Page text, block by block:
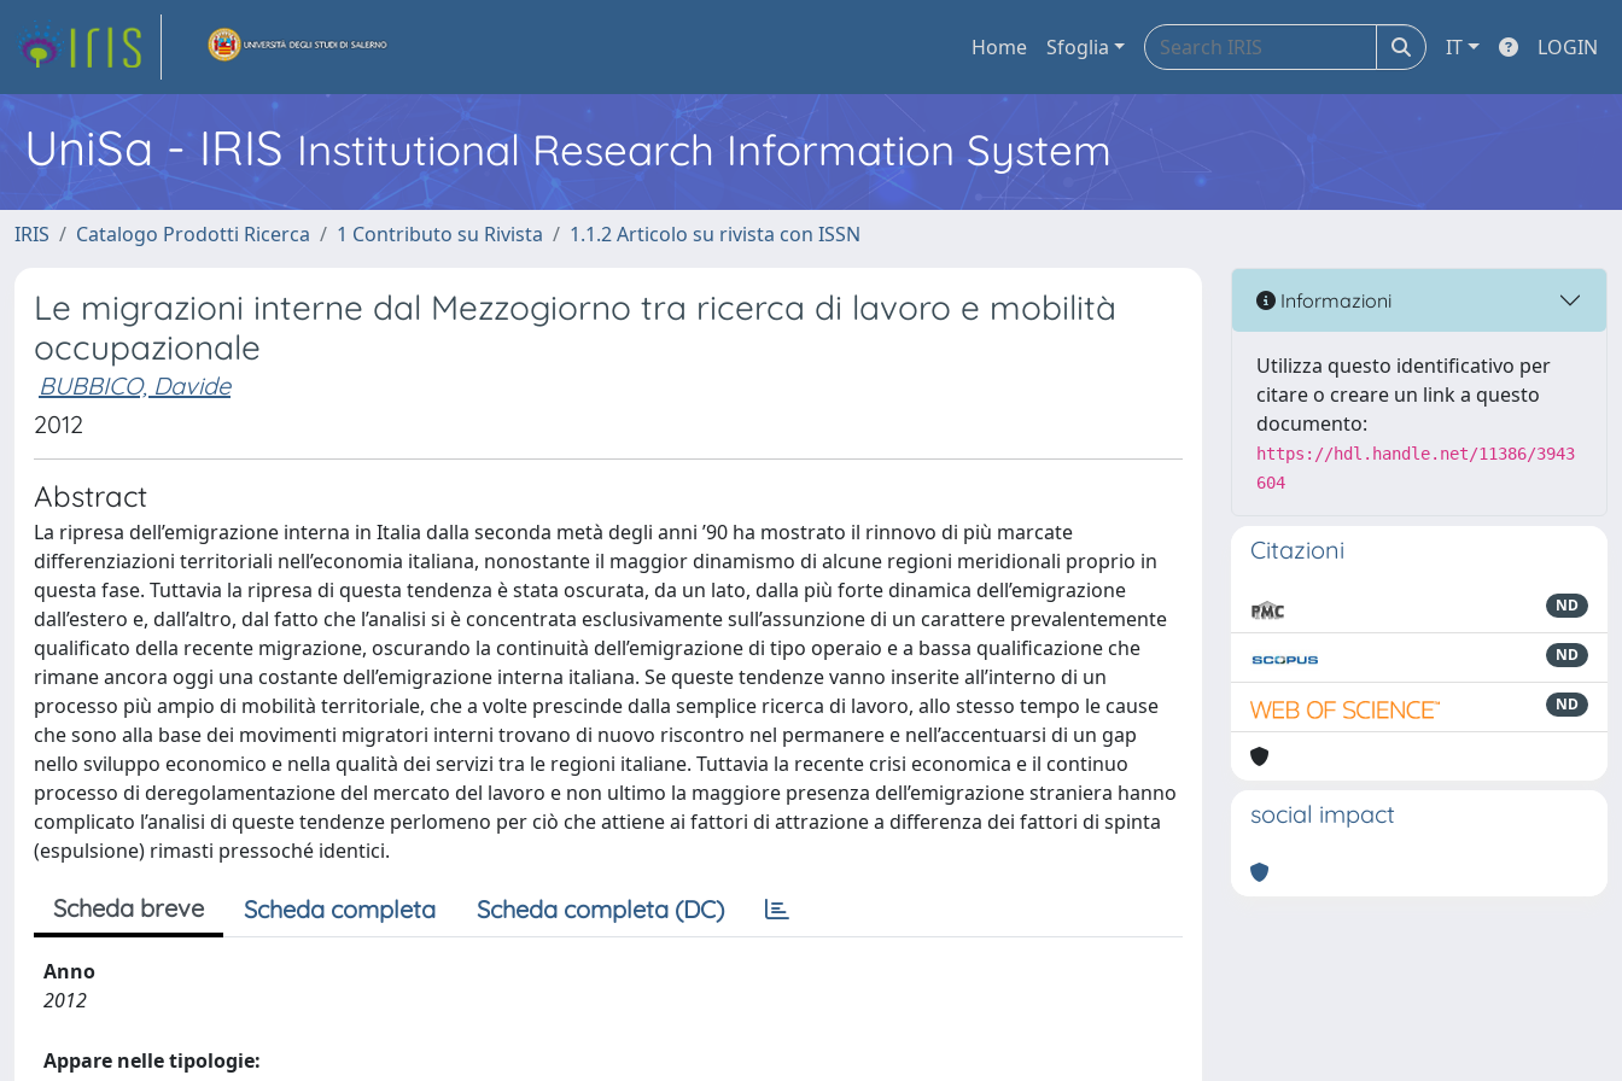
Home Sfoglia IT LOGIN
UniSa - IRIS Institutional Research Information System
IRIS Catalogo Prodotti Ricerca 1 Contributo su Rivista 1.1.2 Articolo su rivista con ISSN
Le migrazioni interne dal Mezzogiorno tra ricerca di lavoro e mobilità
occupazionale
BUBBICO, Davide
2012
Abstract
La ripresa dell’emigrazione interna in Italia dalla seconda metà degli anni ’90 ha mostrato il rinnovo di più marcate
differenziazioni territoriali nell’economia italiana, nonostante il maggior dinamismo di alcune regioni meridionali proprio in
questa fase. Tuttavia la ripresa di questa tendenza è stata oscurata, da un lato, dalla più forte dinamica dell’emigrazione
dall’estero e, dall’altro, dal fatto che l’analisi si è concentrata esclusivamente sull’assunzione di un carattere prevalentemente
qualificato della recente migrazione, oscurando la continuità dell’emigrazione di tipo operaio e a bassa qualificazione che
rimane ancora oggi una costante dell’emigrazione interna italiana. Se queste tendenze vanno inserite all’interno di un
processo più ampio di mobilità territoriale, che a volte prescinde dalla semplice ricerca di lavoro, allo stesso tempo le cause
che sono alla base dei movimenti migratori interni trovano di nuovo riscontro nel permanere e nell’accentuarsi di un gap
nello sviluppo economico e nella qualità dei servizi tra le regioni italiane. Tuttavia la recente crisi economica e il continuo
processo di deregolamentazione del mercato del lavoro e non ultimo la maggiore presenza dell’emigrazione straniera hanno
complicato l’analisi di queste tendenze perlomeno per ciò che attiene ai fattori di attrazione a differenza dei fattori di spinta
(espulsione) rimasti pressoché identici.
Scheda breve Scheda completa Scheda completa (DC)
Anno
2012
Appare nelle tipologie:
Informazioni
Utilizza questo identificativo per
citare o creare un link a questo
documento:
https://hdl.handle.net/11386/3943
604
Citazioni
ND
ND
ND
social impact